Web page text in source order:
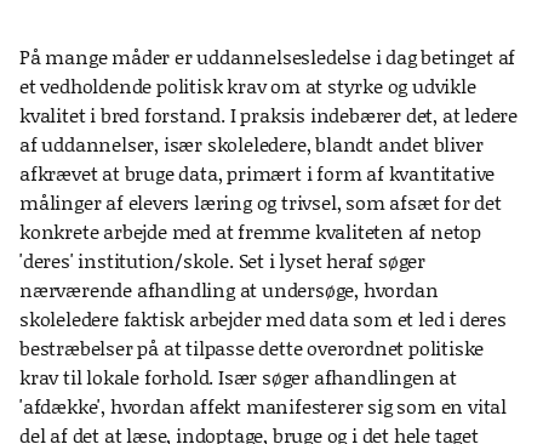
På mange måder er uddannelsesledelse i dag betinget af
et vedholdende politisk krav om at styrke og udvikle
kvalitet i bred forstand. I praksis indebærer det, at ledere
af uddannelser, især skoleledere, blandt andet bliver
afkrævet at bruge data, primært i form af kvantitative
målinger af elevers læring og trivsel, som afsæt for det
konkrete arbejde med at fremme kvaliteten af netop
'deres' institution/skole. Set i lyset heraf søger
nærværende afhandling at undersøge, hvordan
skoleledere faktisk arbejder med data som et led i deres
bestræbelser på at tilpasse dette overordnet politiske
krav til lokale forhold. Især søger afhandlingen at
'afdække', hvordan affekt manifesterer sig som en vital
del af det at læse, indoptage, bruge og i det hele taget